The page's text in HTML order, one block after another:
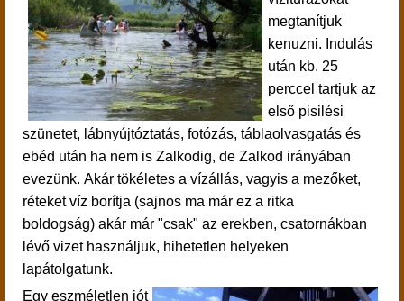
megtanítjuk
kenuzni. Indulás
után kb. 25
perccel tartjuk az
első pisilési
szünetet, lábnyújtóztatás, fotózás, táblaolvasgatás és
ebéd után ha nem is Zalkodig, de Zalkod irányában
evezünk. Akár tökéletes a vízállás, vagyis a mezőket,
réteket víz borítja (sajnos ma már ez a ritka
boldogság) akár már "csak" az erekben, csatornákban
lévő vizet használjuk, hihetetlen helyeken
lapátolgatunk.
Egy eszméletlen jót